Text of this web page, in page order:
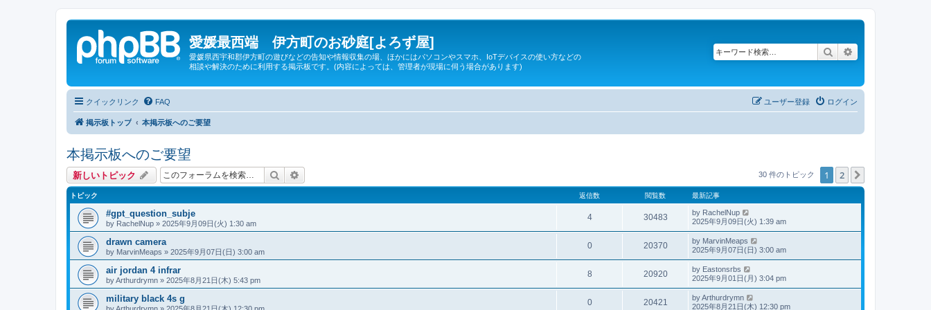
愛媛最西端 伊方町のお砂庭[よろず屋]
愛媛県西宇和郡伊方町の遊びなどの告知や情報収集の場、ほかにはパソコンやスマホ、IoTデバイスの使い方などの
相談や解決のために利用する掲示板です。(内容によっては、管理者が現場に伺う場合があります)
検索
クイックリンク FAQ ログイン
ユーザー登録
掲示板トップ 本掲示板へのご要望
本掲示板へのご要望
新しいトピック 検索 30 件のトピック 1 2
トピック 返信数 閲覧数 最新記事
#gpt_question_subje
by RachelNup » 2025年9月09日(火) 1:30 am
4 30483 by RachelNup
2025年9月09日(火) 1:39 am
drawn camera
by MarvinMeaps » 2025年9月07日(日) 3:00 am
0 20370 by MarvinMeaps
2025年9月07日(日) 3:00 am
air jordan 4 infrar
byArthurdrymn » 2025年8月21日(木) 5:43 pm
8 20920 by Eastonsrbs
2025年9月01日(月) 3:04 pm
military black 4s g
byArthurdrymn » 2025年8月21日(木) 12:30 pm
0 20421 byArthurdrymn
2025年8月21日(木) 12:30 pm